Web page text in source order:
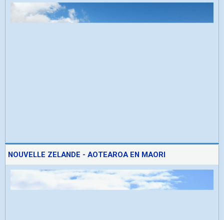
NOUVELLE ZELANDE - AOTEAROA EN MAORI